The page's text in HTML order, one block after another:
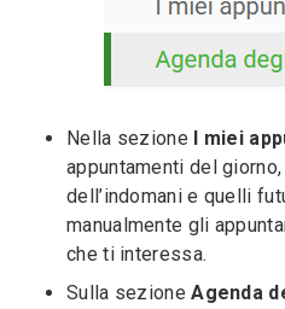
Nella sezione I miei
appuntamenti del
dell’indomani e quelli
manualmente gli
che ti interessa.
Sulla sezioneAgenda